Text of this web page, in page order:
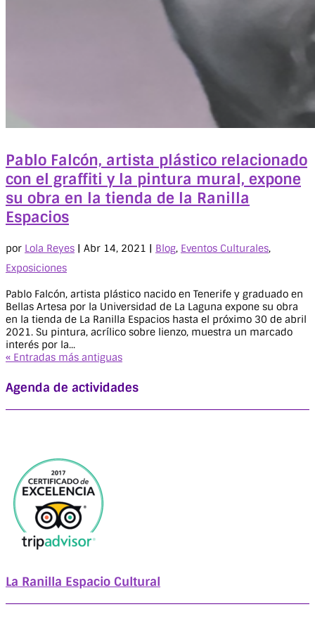
Pablo Falcón, artista plástico relacionado
con el graffiti y la pintura mural, expone
su obra en la tienda de la Ranilla
Espacios
por Lola Reyes | Abr 14, 2021 | Blog, Eventos Culturales,
Exposiciones
Pablo Falcón, artista plástico nacido en Tenerife y graduado en
Bellas Artesa por la Universidad de La Laguna expone su obra
en la tienda de La Ranilla Espacios hasta el próximo 30 de abril
2021. Su pintura, acrílico sobre lienzo, muestra un marcado
interés por la...
« Entradas más antiguas
Agenda de actividades
La Ranilla Espacio Cultural